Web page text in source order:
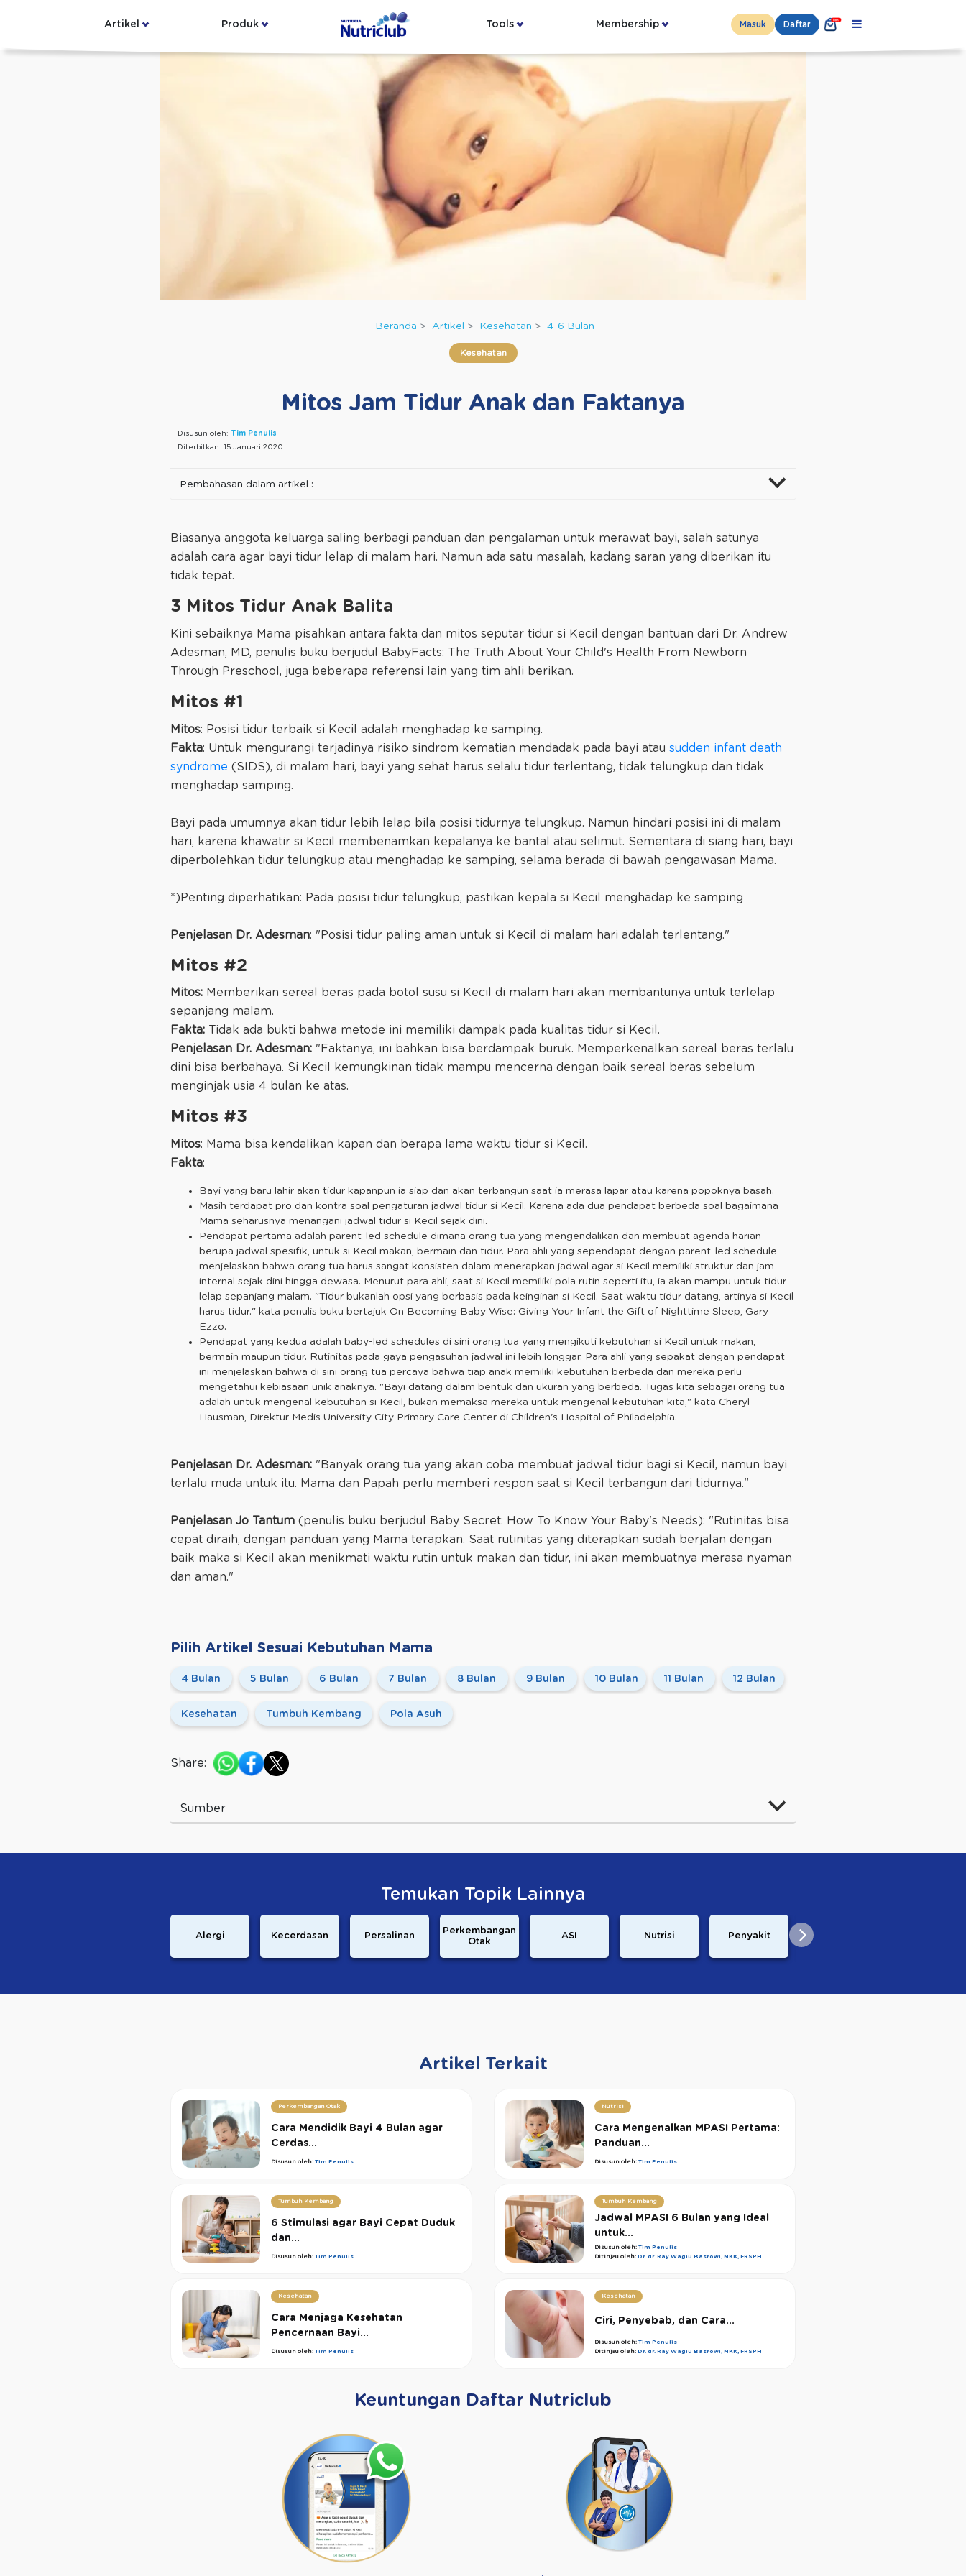
Artikel Produk Tools Membership Masuk Daftar
Beranda Artikel Kesehatan 4-6 Bulan
Kesehatan
Mitos Jam Tidur Anak dan Faktanya
Disusun oleh: Tim Penulis
Diterbitkan: 15 Januari 2020
Pembahasan dalam artikel :
Biasanya anggota keluarga saling berbagi panduan dan pengalaman untuk merawat bayi, salah satunya
adalah cara agar bayi tidur lelap di malam hari. Namun ada satu masalah, kadang saran yang diberikan itu
tidak tepat.
3 Mitos Tidur Anak Balita
Kini sebaiknya Mama pisahkan antara fakta dan mitos seputar tidur si Kecil dengan bantuan dari Dr. Andrew
Adesman, MD, penulis buku berjudul BabyFacts: The Truth About Your Child's Health From Newborn
Through Preschool, juga beberapa referensi lain yang tim ahli berikan.
Mitos #1
Mitos: Posisi tidur terbaik si Kecil adalah menghadap ke samping.
Fakta: Untuk mengurangi terjadinya risiko sindrom kematian mendadak pada bayi atau sudden infant death
syndrome (SIDS), di malam hari, bayi yang sehat harus selalu tidur terlentang, tidak telungkup dan tidak
menghadap samping.
Bayi pada umumnya akan tidur lebih lelap bila posisi tidurnya telungkup. Namun hindari posisi ini di malam
hari, karena khawatir si Kecil membenamkan kepalanya ke bantal atau selimut. Sementara di siang hari, bayi
diperbolehkan tidur telungkup atau menghadap ke samping, selama berada di bawah pengawasan Mama.
*)Penting diperhatikan: Pada posisi tidur telungkup, pastikan kepala si Kecil menghadap ke samping
Penjelasan Dr. Adesman: "Posisi tidur paling aman untuk si Kecil di malam hari adalah terlentang."
Mitos #2
Mitos: Memberikan sereal beras pada botol susu si Kecil di malam hari akan membantunya untuk terlelap
sepanjang malam.
Fakta: Tidak ada bukti bahwa metode ini memiliki dampak pada kualitas tidur si Kecil.
Penjelasan Dr. Adesman: "Faktanya, ini bahkan bisa berdampak buruk. Memperkenalkan sereal beras terlalu
dini bisa berbahaya. Si Kecil kemungkinan tidak mampu mencerna dengan baik sereal beras sebelum
menginjak usia 4 bulan ke atas.
Mitos #3
Mitos: Mama bisa kendalikan kapan dan berapa lama waktu tidur si Kecil.
Fakta:
Bayi yang baru lahir akan tidur kapanpun ia siap dan akan terbangun saat ia merasa lapar atau karena popoknya basah.
Masih terdapat pro dan kontra soal pengaturan jadwal tidur si Kecil. Karena ada dua pendapat berbeda soal bagaimana
Mama seharusnya menangani jadwal tidur si Kecil sejak dini.
Pendapat pertama adalah parent-led schedule dimana orang tua yang mengendalikan dan membuat agenda harian
berupa jadwal spesifik, untuk si Kecil makan, bermain dan tidur. Para ahli yang sependapat dengan parent-led schedule
menjelaskan bahwa orang tua harus sangat konsisten dalam menerapkan jadwal agar si Kecil memiliki struktur dan jam
internal sejak dini hingga dewasa. Menurut para ahli, saat si Kecil memiliki pola rutin seperti itu, ia akan mampu untuk tidur
lelap sepanjang malam. "Tidur bukanlah opsi yang berbasis pada keinginan si Kecil. Saat waktu tidur datang, artinya si Kecil
harus tidur." kata penulis buku bertajuk On Becoming Baby Wise: Giving Your Infant the Gift of Nighttime Sleep, Gary
Ezzo.
Pendapat yang kedua adalah baby-led schedules di sini orang tua yang mengikuti kebutuhan si Kecil untuk makan,
bermain maupun tidur. Rutinitas pada gaya pengasuhan jadwal ini lebih longgar. Para ahli yang sepakat dengan pendapat
ini menjelaskan bahwa di sini orang tua percaya bahwa tiap anak memiliki kebutuhan berbeda dan mereka perlu
mengetahui kebiasaan unik anaknya. "Bayi datang dalam bentuk dan ukuran yang berbeda. Tugas kita sebagai orang tua
adalah untuk mengenal kebutuhan si Kecil, bukan memaksa mereka untuk mengenal kebutuhan kita," kata Cheryl
Hausman, Direktur Medis University City Primary Care Center di Children's Hospital of Philadelphia.
Penjelasan Dr. Adesman: "Banyak orang tua yang akan coba membuat jadwal tidur bagi si Kecil, namun bayi
terlalu muda untuk itu. Mama dan Papah perlu memberi respon saat si Kecil terbangun dari tidurnya."
Penjelasan Jo Tantum (penulis buku berjudul Baby Secret: How To Know Your Baby's Needs): "Rutinitas bisa
cepat diraih, dengan panduan yang Mama terapkan. Saat rutinitas yang diterapkan sudah berjalan dengan
baik maka si Kecil akan menikmati waktu rutin untuk makan dan tidur, ini akan membuatnya merasa nyaman
dan aman."
Pilih Artikel Sesuai Kebutuhan Mama
4 Bulan 5 Bulan 6 Bulan 7 Bulan 8 Bulan 9 Bulan 10 Bulan 11 Bulan 12 Bulan
Kesehatan Tumbuh Kembang Pola Asuh
Share:
Sumber
Temukan Topik Lainnya
Alergi Kecerdasan Persalinan
Perkembangan
Otak
ASI Nutrisi Penyakit
Artikel Terkait
Perkembangan Otak
Cara Mendidik Bayi 4 Bulan agar
Cerdas...
Disusun oleh:Tim Penulis
Nutrisi
Cara Mengenalkan MPASI Pertama:
Panduan...
Disusun oleh:Tim Penulis
Tumbuh Kembang
6 Stimulasi agar Bayi Cepat Duduk
dan...
Disusun oleh:Tim Penulis
Tumbuh Kembang
Jadwal MPASI 6 Bulan yang Ideal
untuk...
Disusun oleh:Tim Penulis
Ditinjau oleh:Dr. dr. Ray Wagiu Basrowi, MKK, FRSPH
Kesehatan
Cara Menjaga Kesehatan
Pencernaan Bayi...
Disusun oleh:Tim Penulis
Kesehatan
Ciri, Penyebab, dan Cara...
Disusun oleh:Tim Penulis
Ditinjau oleh:Dr. dr. Ray Wagiu Basrowi, MKK, FRSPH
Keuntungan Daftar Nutriclub